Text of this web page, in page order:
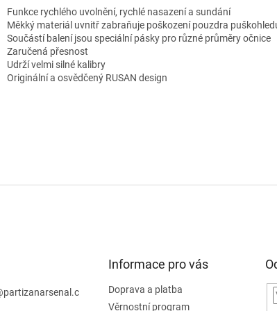
Funkce rychlého uvolnění, rychlé nasazení a sundání
Měkký materiál uvnitř zabraňuje poškození pouzdra
Součástí balení jsou speciální pásky pro různé průměry očnice
Zaručená přesnost
Udrží velmi silné kalibry
Originální a osvědčený RUSAN design
partizanarsenal.c
Informace pro vás
Doprava a platba
Věrnostní program